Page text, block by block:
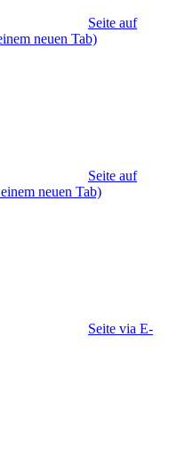
Seite auf
neuen Tab)
Seite auf
neuen Tab)
Seite via E-